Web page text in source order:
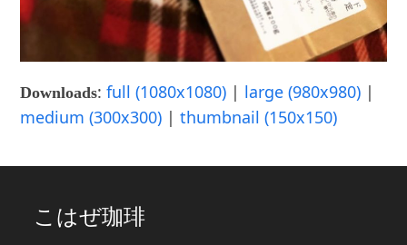
Downloads:full (1080x1080) | large (980x980) |
medium (300x300) |thumbnail (150x150)
こはぜ珈琲